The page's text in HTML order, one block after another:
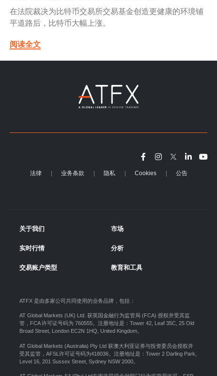
在法院裁决为比特币交易所交易基金创造更健康的环境铺
平道路后，比特币大幅上涨。
阅读全文
法律 业务条款 隐私 Cookies 公告
关于我们 市场
实时行情 分析
交易账户类型 教育和工具
ATFX 是由多家公司共同使用的业务品牌，包括：
AT Global Markets (UK) Ltd. 获英国金融行为监管局 (FCA) 授权并受其监
管，FCA 许可证号码为 760555。注册地址是：Tower 42, Leaf 35C, 25 Old
Broad Street, London EC2N 1HQ, United Kingdom。
AT Global Markets (Australia) Pty Ltd 获澳大利亚证券与投资委员会授权并
受其监管，AFSL许可证号码为418036。注册地址是：Tower 2 Darling Park,
Level 16, 201 Sussex Street, Sydney NSW 2000